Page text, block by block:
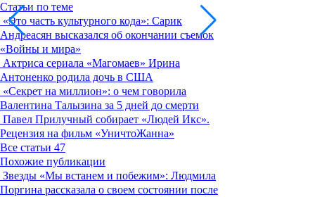
Статьи по теме
«Это часть культурного кода»: Сарик
Андреасян высказался об окончании съемок
«Войны и мира»
Актриса сериала «Магомаев» Ирина
Антоненко родила дочь в США
«Секрет на миллион»: о чем говорила
Валентина Талызина за 5 дней до смерти
Павел Прилучный собирает «Людей Икс».
Рецензия на фильм «УничтоЖанна»
Все статьи 47
Похожие публикации
Звезды «Мы встанем и побежим»: Людмила
Поргина рассказала о своем состоянии после